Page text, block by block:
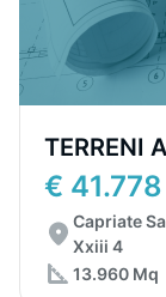
TERRENI
€ 41.778
Capriate
Xxiii 4
13.960 Mq